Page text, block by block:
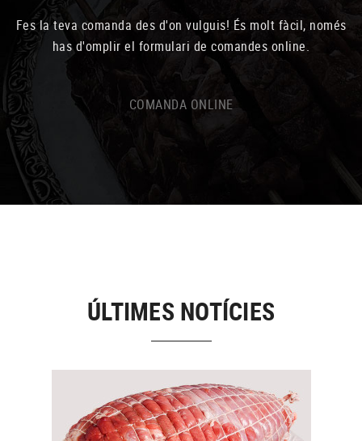
Fes la teva comanda des d'on vulguis! És molt fàcil, només
has d'omplir el formulari de comandes online.
COMANDA ONLINE
ÚLTIMES NOTÍCIES